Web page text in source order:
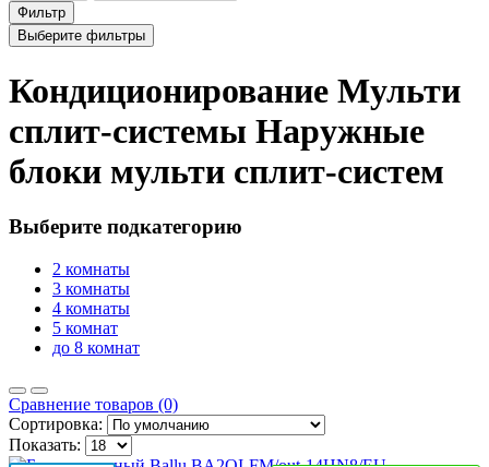
Фильтр
Выберите фильтры
Кондиционирование Мульти
сплит-системы Наружные
блоки мульти сплит-систем
Выберите подкатегорию
2 комнаты
3 комнаты
4 комнаты
5 комнат
до 8 комнат
Сравнение товаров (0)
Сортировка:
Показать: